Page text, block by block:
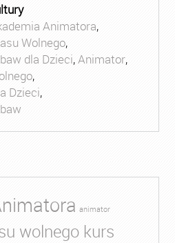
Animatora,
Wolnego,
dla Dzieci,Animator,
,
Dzieci,
animator
wolnego kurs